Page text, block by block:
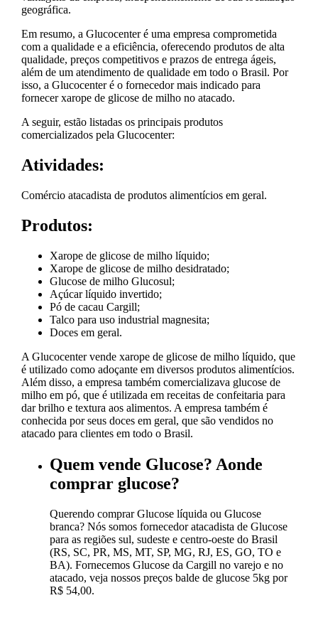
geográfica.
Em resumo, a Glucocenter é uma empresa comprometida
com a qualidade e a eficiência, oferecendo produtos de alta
qualidade, preços competitivos e prazos de entrega ágeis,
além de um atendimento de qualidade em todo o Brasil. Por
isso, a Glucocenter é o fornecedor mais indicado para
fornecer xarope de glicose de milho no atacado.
A seguir, estão listadas os principais produtos
comercializados pela Glucocenter:
Atividades:
Comércio atacadista de produtos alimentícios em geral.
Produtos:
Xarope de glicose de milho líquido;
Xarope de glicose de milho desidratado;
Glucose de milho Glucosul;
Açúcar líquido invertido;
Pó de cacau Cargill;
Talco para uso industrial magnesita;
Doces em geral.
A Glucocenter vende xarope de glicose de milho líquido, que
é utilizado como adoçante em diversos produtos alimentícios.
Além disso, a empresa também comercializava glucose de
milho em pó, que é utilizada em receitas de confeitaria para
dar brilho e textura aos alimentos. A empresa também é
conhecida por seus doces em geral, que são vendidos no
atacado para clientes em todo o Brasil.
Quem vende Glucose? Aonde
comprar glucose?
Querendo comprar Glucose líquida ou Glucose
branca? Nós somos fornecedor atacadista de Glucose
para as regiões sul, sudeste e centro-oeste do Brasil
(RS, SC, PR, MS, MT, SP, MG, RJ, ES, GO, TO e
BA). Fornecemos Glucose da Cargill no varejo e no
atacado, veja nossos preços balde de glucose 5kg por
R$ 54,00.